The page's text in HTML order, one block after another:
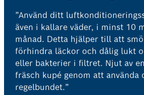
”Använd ditt
även i kallare väder, i minst 10
månad. Detta hjälper till att
förhindra läckor och dålig lukt
eller bakterier i filtret. Njut av
fräsch kupé genom att använda
regelbundet.”